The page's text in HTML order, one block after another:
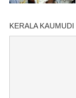
KERALA KAUMUDI